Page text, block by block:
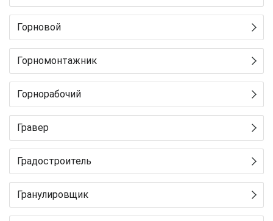
Горновой
Горномонтажник
Горнорабочий
Гравер
Градостроитель
Гранулировщик